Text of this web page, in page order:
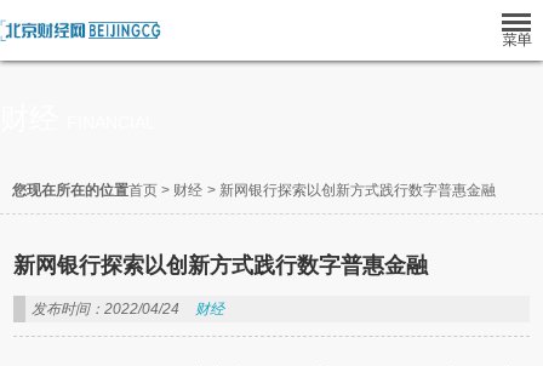
您现在所在的位置首页 > 财经 > 新网银行探索以创新方式践行数字普惠金融
新网银行探索以创新方式践行数字普惠金融
发布时间：2022/04/24 财经